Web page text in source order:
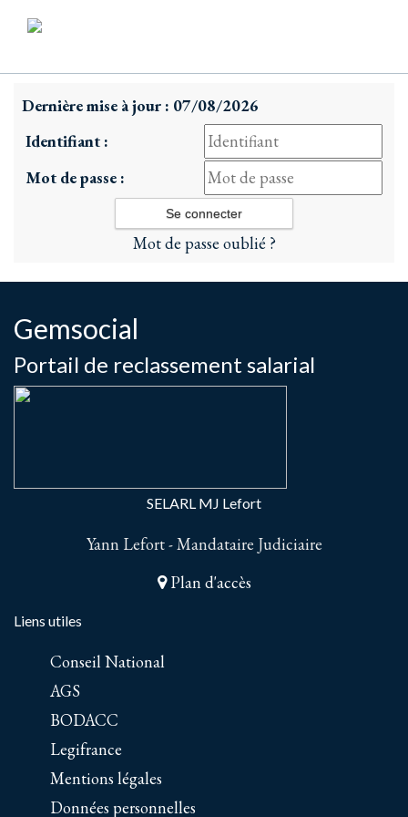
Dernière mise à jour : 07/08/2026
Identifiant :
Mot de passe :
Mot de passe oublié ?
Gemsocial
Portail de reclassement salarial
SELARL MJ Lefort
Yann Lefort - Mandataire Judiciaire
Plan d'accès
Liens utiles
Conseil National
AGS
BODACC
Legifrance
Mentions légales
Données personnelles